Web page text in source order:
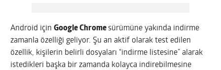
Android içinGoogle Chrome sürümüne yakında indirme
zamanla özelliği geliyor. Şu an aktif olarak test edilen
özellik, kişilerin belirli dosyaları “indirme listesine” alarak
istedikleri başka bir zamanda kolayca indirebilmesine